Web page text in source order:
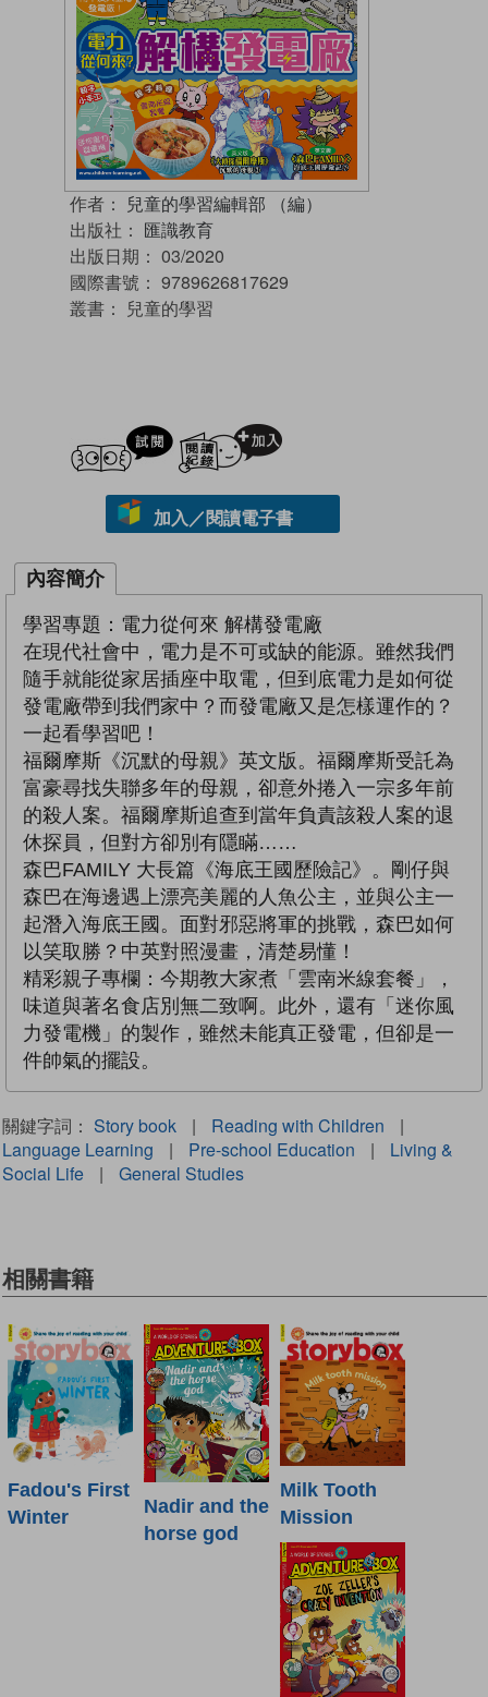
作者： 兒童的學習編輯部 （編）
出版社： 匯識教育
出版日期： 03/2020
國際書號： 9789626817629
叢書： 兒童的學習
試閲
加入／閱讀電子書
內容簡介
學習專題：電力從何來 解構發電廠
在現代社會中，電力是不可或缺的能源。雖然我們
隨手就能從家居插座中取電，但到底電力是如何從
發電廠帶到我們家中？而發電廠又是怎樣運作的？
一起看學習吧！
福爾摩斯《沉默的母親》英文版。福爾摩斯受託為
富豪尋找失聯多年的母親，卻意外捲入一宗多年前
的殺人案。福爾摩斯追查到當年負責該殺人案的退
休探員，但對方卻別有隱瞞……
森巴FAMILY 大長篇《海底王國歷險記》。剛仔與
森巴在海邊遇上漂亮美麗的人魚公主，並與公主一
起潛入海底王國。面對邪惡將軍的挑戰，森巴如何
以笑取勝？中英對照漫畫，清楚易懂！
精彩親子專欄：今期教大家煮「雲南米線套餐」，
味道與著名食店別無二致啊。此外，還有「迷你風
力發電機」的製作，雖然未能真正發電，但卻是一
件帥氣的擺設。
關鍵字詞： Story book | Reading with Children
|
Language Learning
| Pre-school Education |
Living &
Social Life
| General Studies
相關書籍
Fadou's First
Winter
Nadir and the
horse god
Milk Tooth
Mission